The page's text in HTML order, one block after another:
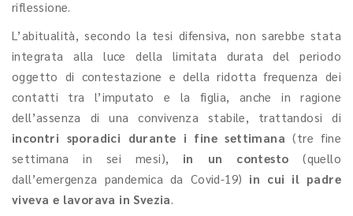
riflessione.
L’abitualità, secondo la tesi difensiva, non sarebbe stata
integrata alla luce della limitata durata del periodo
oggetto di contestazione e della ridotta frequenza dei
contatti tra l’imputato e la figlia, anche in ragione
dell’assenza di una convivenza stabile, trattandosi di
incontri sporadici durante i fine settimana (tre fine
settimana in sei mesi), in un contesto (quello
dall’emergenza pandemica da Covid-19) in cui il padre
viveva e lavorava in Svezia.